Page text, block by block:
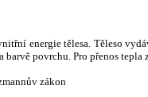
energie tělesa. Těleso
povrchu. Pro přenos
zákon